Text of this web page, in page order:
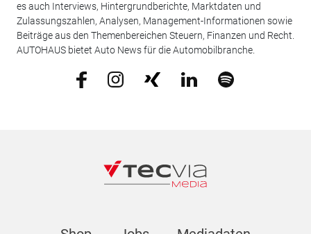
es auch Interviews, Hintergrundberichte, Marktdaten und
Zulassungszahlen, Analysen, Management-Informationen sowie
Beiträge aus den Themenbereichen Steuern, Finanzen und Recht.
AUTOHAUS bietet Auto News für die Automobilbranche.